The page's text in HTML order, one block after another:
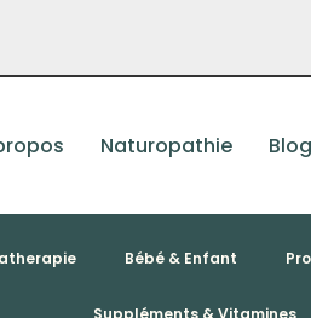
Naturopathie
Bébé & Enfant
Suppléments & Vitamines